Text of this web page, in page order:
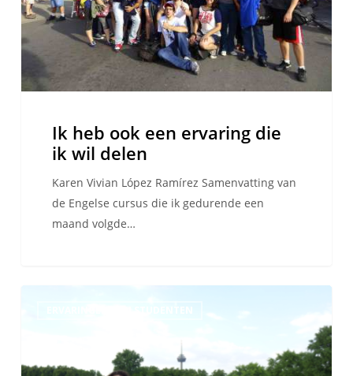
wil
Ik heb ook een ervaring die
ik wil delen
Karen Vivian López Ramírez Samenvatting van
de Engelse cursus die ik gedurende een
maand volgde…
ERVARINGEN VAN STUDENTEN